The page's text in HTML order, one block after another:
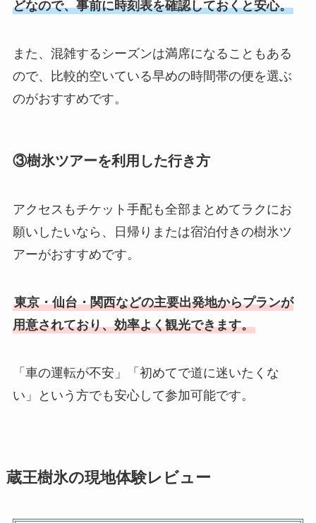
どなので、事前に時刻表を確認しておくと安心。
また、混雑するシーズンは満席になることもある
ので、比較的空いている早めの時間帯の便を選ぶ
のがおすすめです。
③樹氷ツアーを利用した行き方
アクセスもチケット手配も全部まとめてラクにお
願いしたいなら、日帰りまたは宿泊付きの樹氷ツ
アーがおすすめです。
東京・仙台・関西などの主要出発地からプランが
用意されており、効率よく観光できます。
「車の運転が不安」「初めてで道に迷いたくな
い」という方でも安心して参加可能です。
蔵王樹氷の現地体験レビュー